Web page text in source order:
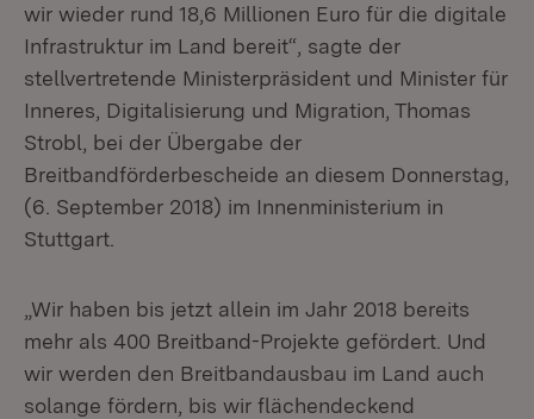
wir wieder rund 18,6 Millionen Euro für die digitale
Infrastruktur im Land bereit“, sagte der
stellvertretende Ministerpräsident und Minister für
Inneres, Digitalisierung und Migration, Thomas
Strobl, bei der Übergabe der
Breitbandförderbescheide an diesem Donnerstag,
(6. September 2018) im Innenministerium in
Stuttgart.
„Wir haben bis jetzt allein im Jahr 2018 bereits
mehr als 400 Breitband-Projekte gefördert. Und
wir werden den Breitbandausbau im Land auch
solange fördern, bis wir flächendeckend